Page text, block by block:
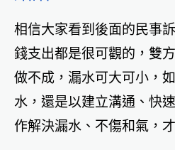
相信大家看到後面的民事
錢支出都是很可觀的，雙
做不成，漏水可大可小，
水，還是以建立溝通、快
作解決漏水、不傷和氣，